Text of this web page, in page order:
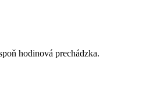
hodinová prechádzka.